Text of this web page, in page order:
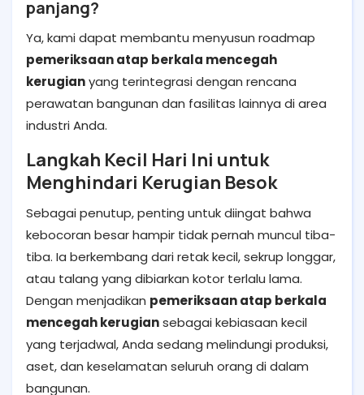
panjang?
Ya, kami dapat membantu menyusun roadmap
pemeriksaan atap berkala mencegah
kerugianyang terintegrasi dengan rencana
perawatan bangunan dan fasilitas lainnya di area
industri Anda.
Langkah Kecil Hari Ini untuk
Menghindari Kerugian Besok
Sebagai penutup, penting untuk diingat bahwa
kebocoran besar hampir tidak pernah muncul tiba-
tiba. Ia berkembang dari retak kecil, sekrup longgar,
atau talang yang dibiarkan kotor terlalu lama.
Dengan menjadikan pemeriksaan atap berkala
mencegah kerugiansebagai kebiasaan kecil
yang terjadwal, Anda sedang melindungi produksi,
aset, dan keselamatan seluruh orang di dalam
bangunan.